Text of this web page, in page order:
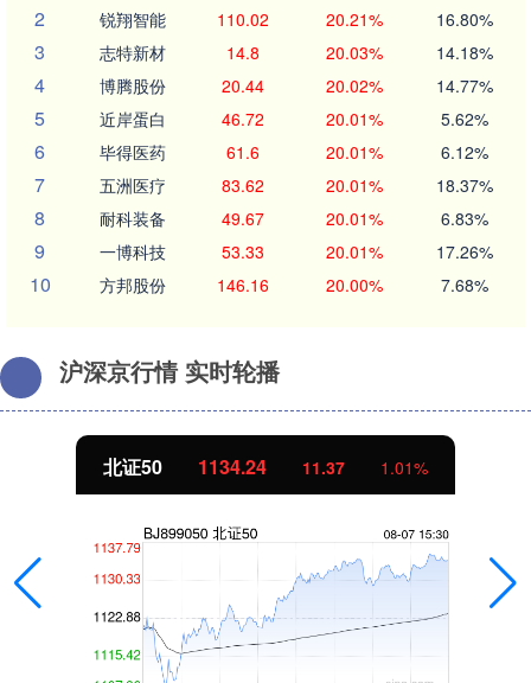
2 锐翔智能 110.02 20.21% 16.80%
3 志特新材 14.8 20.03% 14.18%
4 博腾股份 20.44 20.02% 14.77%
5 近岸蛋白 46.72 20.01% 5.62%
6 毕得医药 61.6 20.01% 6.12%
7 五洲医疗 83.62 20.01% 18.37%
8 耐科装备 49.67 20.01% 6.83%
9 一博科技 53.33 20.01% 17.26%
10 方邦股份 146.16 20.00% 7.68%
沪深京行情 实时轮播
北证50 1134.24 11.37 1.01%